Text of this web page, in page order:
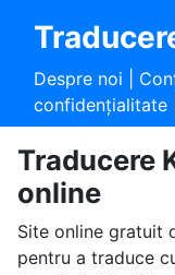
Despre noi
confidențialitate|
Traducere
online
Site online gratuit
pentru a traduce